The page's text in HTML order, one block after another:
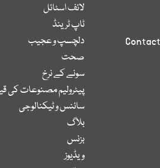
لائف اسٹائل
ٹاپ ٹرینڈ
دلچسپ و عجیب
صحت
سونے کے نرخ
پیٹرولیم مصنوعات کی
سائنس و ٹیکنالوجی
بلاگ
بزنس
ویڈیوز